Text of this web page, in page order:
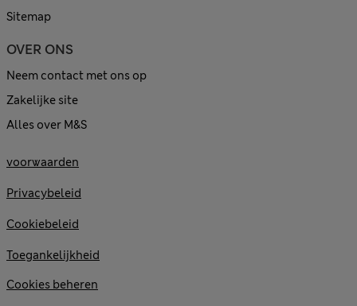
Sitemap
OVER ONS
Neem contact met ons op
Zakelijke site
Alles over M&S
voorwaarden
Privacybeleid
Cookiebeleid
Toegankelijkheid
Cookies beheren